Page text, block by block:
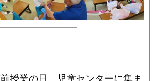
授業の日、児童センターに集ま